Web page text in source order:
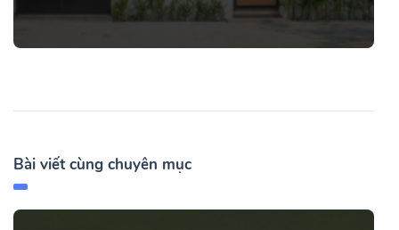
Bài viết cùng chuyên mục